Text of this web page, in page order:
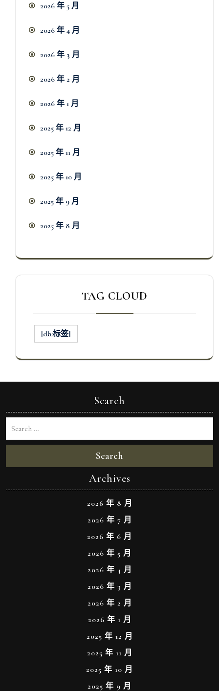
2026 年 5 月
2026 年 4 月
2026 年 3 月
2026 年 2 月
2026 年 1 月
2025 年 12 月
2025 年 11 月
2025 年 10 月
2025 年 9 月
2025 年 8 月
TAG CLOUD
[db:标签]
Search
Search
Archives
2026 年 8 月
2026 年 7 月
2026 年 6 月
2026 年 5 月
2026 年 4 月
2026 年 3 月
2026 年 2 月
2026 年 1 月
2025 年 12 月
2025 年 11 月
2025 年 10 月
2025 年 9 月